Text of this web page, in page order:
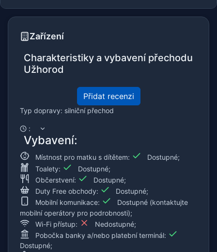
Zařízení
Charakteristiky a vybavení přechodu
Užhorod
Přidat recenzi
Typ dopravy: silniční přechod
:
Vybavení:
Místnost pro matku s dítětem:
Dostupné;
Toalety:
Dostupné;
Občerstvení:
Dostupné;
Duty Free obchody:
Dostupné;
Mobilní komunikace:
Dostupné (kontaktujte
mobilní operátory pro podrobnosti);
Wi-Fi přístup:
Nedostupné;
Pobočka banky a/nebo platební terminál:
Dostupné;